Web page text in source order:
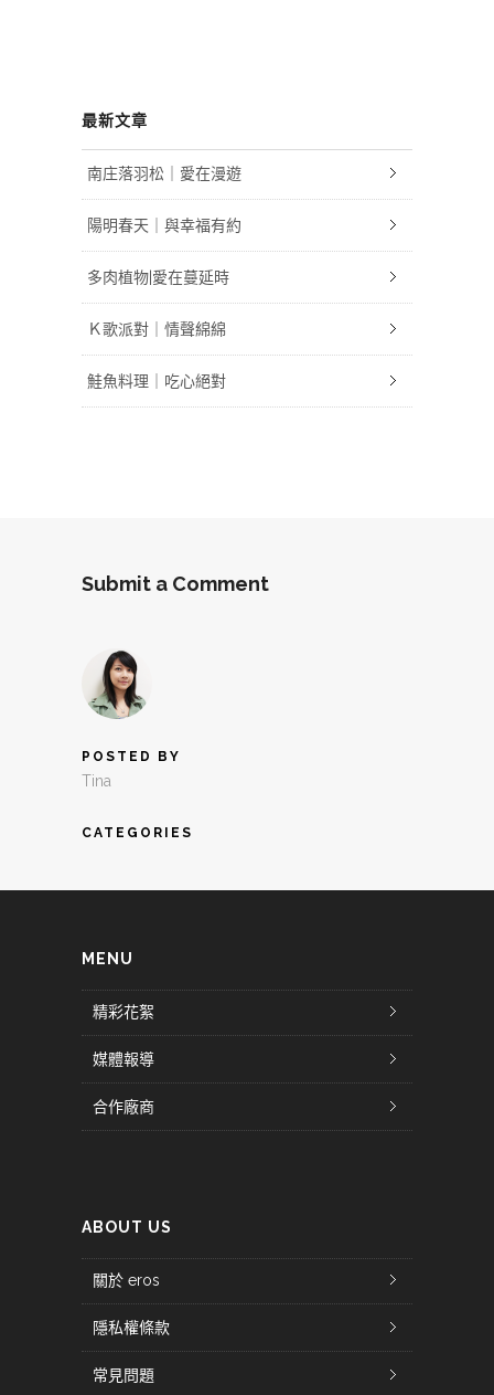
最新文章
南庄落羽松｜愛在漫遊
陽明春天｜與幸福有約
多肉植物|愛在蔓延時
Ｋ歌派對｜情聲綿綿
鮭魚料理｜吃心絕對
Submit a Comment
POSTED BY
Tina
CATEGORIES
MENU
精彩花絮
媒體報導
合作廠商
ABOUT US
關於 eros
隱私權條款
常見問題